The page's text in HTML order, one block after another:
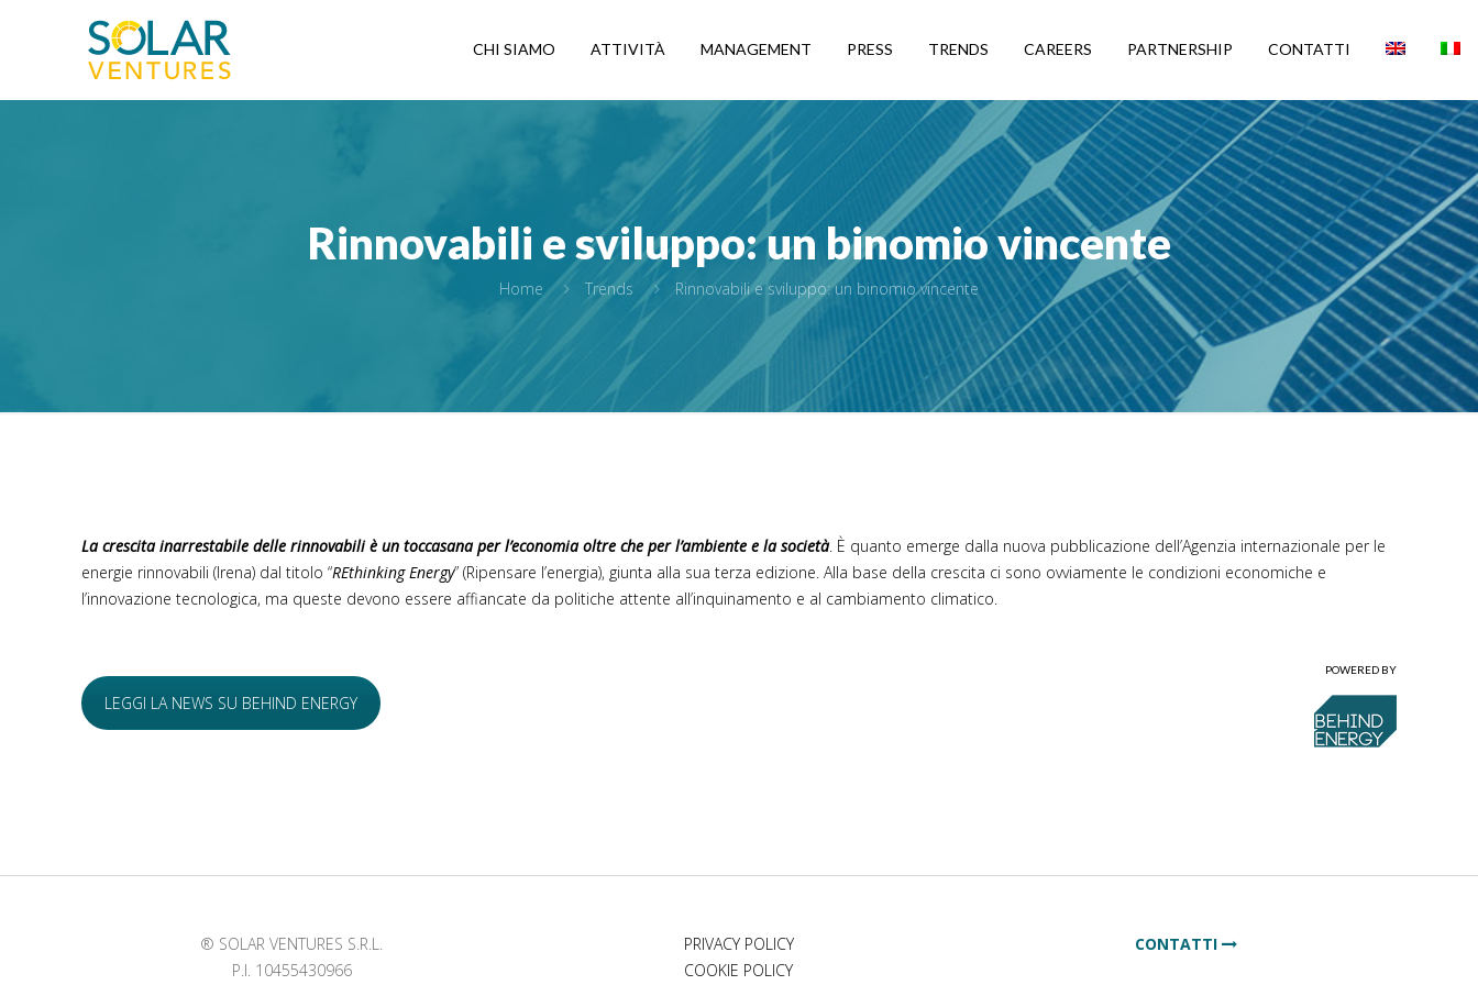
CHI SIAMO ATTIVITÀ MANAGEMENT PRESS TRENDS CAREERS PARTNERSHIP CONTATTI
Rinnovabili e sviluppo: un binomio vincente
Home Trends Rinnovabili e sviluppo: un binomio vincente
La crescita inarrestabile delle rinnovabili è un toccasana per l’economia oltre che per l’ambiente e la società. È quanto emerge dalla nuova pubblicazione dell’Agenzia internazionale per le
energie rinnovabili (Irena) dal titolo “REthinking Energy” (Ripensare l’energia), giunta alla sua terza edizione. Alla base della crescita ci sono ovviamente le condizioni economiche e
l’innovazione tecnologica, ma queste devono essere affiancate da politiche attente all’inquinamento e al cambiamento climatico.
LEGGI LA NEWS SU BEHIND ENERGY
POWERED BY
® SOLAR VENTURES S.R.L.
P.I. 10455430966
PRIVACY POLICY
COOKIE POLICY
CONTATTI